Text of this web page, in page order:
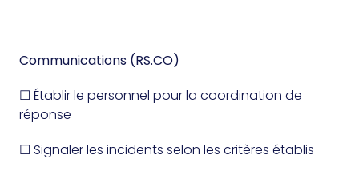
Communications (RS.CO)
☐ Établir le personnel pour la coordination de
réponse
☐ Signaler les incidents selon les critères établis